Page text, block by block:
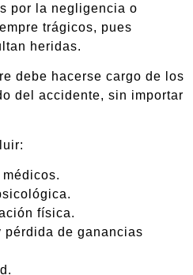
por la negligencia o
trágicos, pues
heridas.
debe hacerse cargo de los
del accidente, sin importar
física.
pérdida de ganancias